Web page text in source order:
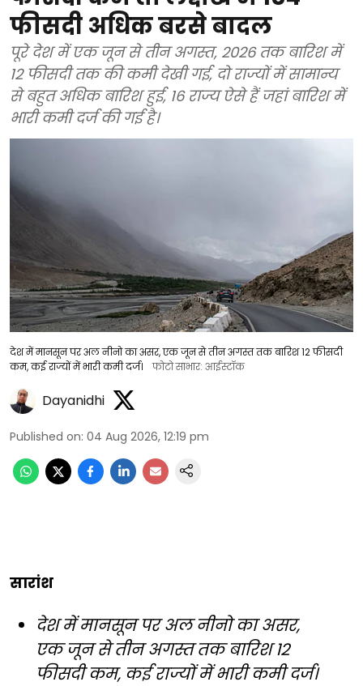
फीसदी अधिक बरसे बादल
पूरे देश में एक जून से तीन अगस्त, 2026 तक बारिश में
12 फीसदी तक की कमी देखी गई, दो राज्यों में सामान्य
से बहुत अधिक बारिश हुई, 16 राज्य ऐसे हैं जहां बारिश में
भारी कमी दर्ज की गई है।
देश में मानसून पर अल नीनो का असर, एक जून से तीन अगस्त तक बारिश 12 फीसदी
कम, कई राज्यों में भारी कमी दर्ज।
फोटो साभार: आईस्टॉक
Dayanidhi
Published on: 04 Aug 2026, 12:19 pm
सारांश
देश में मानसून पर अल नीनो का असर,
एक जून से तीन अगस्त तक बारिश 12
फीसदी कम, कई राज्यों में भारी कमी दर्ज।